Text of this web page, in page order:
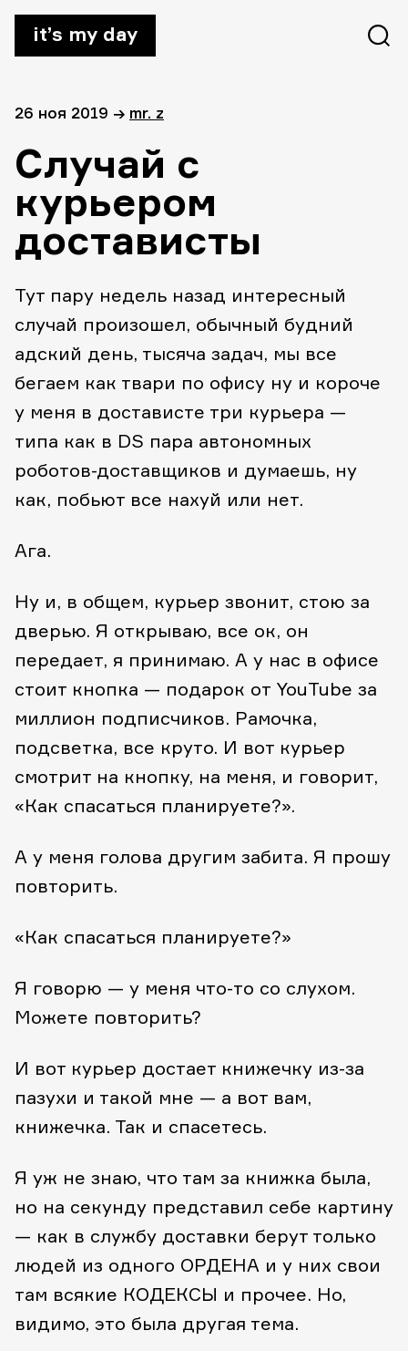
it’s my day
26 ноя 2019 → mr. z
Случай с
курьером
достависты
Тут пару недель назад интересный
случай произошел, обычный будний
адский день, тысяча задач, мы все
бегаем как твари по офису ну и короче
у меня в достависте три курьера —
типа как в DS пара автономных
роботов-доставщиков и думаешь, ну
как, побьют все нахуй или нет.
Ага.
Ну и, в общем, курьер звонит, стою за
дверью. Я открываю, все ок, он
передает, я принимаю. А у нас в офисе
стоит кнопка — подарок от YouTube за
миллион подписчиков. Рамочка,
подсветка, все круто. И вот курьер
смотрит на кнопку, на меня, и говорит,
«Как спасаться планируете?».
А у меня голова другим забита. Я прошу
повторить.
«Как спасаться планируете?»
Я говорю — у меня что-то со слухом.
Можете повторить?
И вот курьер достает книжечку из-за
пазухи и такой мне — а вот вам,
книжечка. Так и спасетесь.
Я уж не знаю, что там за книжка была,
но на секунду представил себе картину
— как в службу доставки берут только
людей из одного ОРДЕНА и у них свои
там всякие КОДЕКСЫ и прочее. Но,
видимо, это была другая тема.